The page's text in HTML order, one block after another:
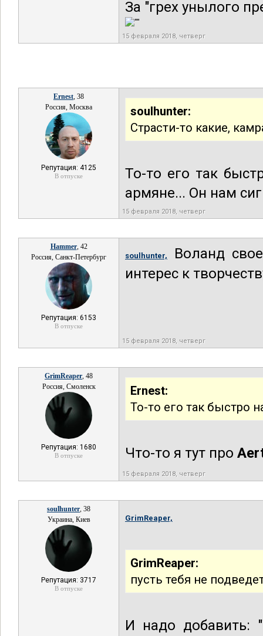
За "грех унылого
15 февраля 2018, четверг
Ernest, 38
Россия, Москва
Репутация: 4125
В отпуске
soulhunter:
Страсти-то какие,
То-то его так
армяне... Он нам
15 февраля 2018, четверг
Hammer, 42
Россия, Санкт-Петербург
Репутация: 6153
В отпуске
soulhunter,
Воланд
интерес к
15 февраля 2018, четверг
GrimReaper, 48
Россия, Смоленск
Репутация: 1680
В отпуске
Ernest:
То-то его так быстро
Что-то я тут про
15 февраля 2018, четверг
soulhunter, 38
Украина, Киев
Репутация: 3717
В отпуске
GrimReaper,
GrimReaper:
пусть тебя не
И надо добавить: